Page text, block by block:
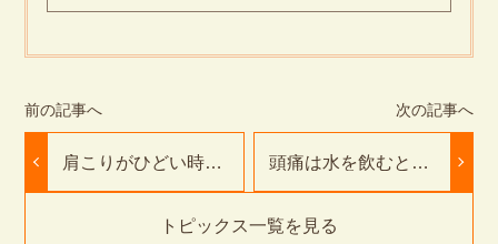
肩こりがひどい時は
の？｜豊橋市ふたば
頭痛は水を飲むと治
ば接骨院・鍼灸院
トピックス一覧を見る